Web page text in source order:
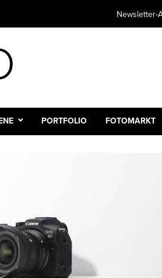
Newsletter-
PORTFOLIO FOTOMARKT